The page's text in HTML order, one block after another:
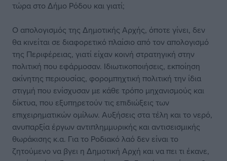
τώρα στο Δήμο Ρόδου και γιατί;
Ο απολογισμός της Δημοτικής Αρχής, όποτε γίνει, δεν
θα κινείται σε διαφορετικό πλαίσιο από τον απολογισμό
της Περιφέρειας, γιατί είχαν κοινή στρατηγική στην
πολιτική που εφάρμοσαν. Ιδιωτικοποιήσεις, εκποίηση
ακίνητης περιουσίας, φορομπηχτική πολιτική την ίδια
στιγμή που ενίσχυσαν με κάθε τρόπο μηχανισμούς και
δίκτυα, που εξυπηρετούν τις επιδιώξεις των
επιχειρηματικών ομίλων. Αυξήσεις στα τέλη και το νερό,
ανυπαρξία έργων αντιπλημμυρικής και αντισεισμικής
θωράκισης κ.α. Για το Ροδιακό λαό δεν είναι το
ζητούμενο να βγει η Δημοτική Αρχή και να πει τι έκανε,